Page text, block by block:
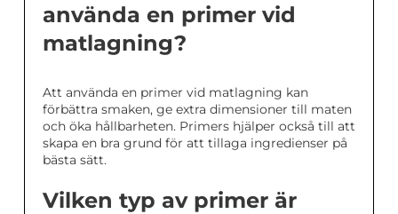
använda en primer vid
matlagning?
Att använda en primer vid matlagning kan
förbättra smaken, ge extra dimensioner till maten
och öka hållbarheten. Primers hjälper också till att
skapa en bra grund för att tillaga ingredienser på
bästa sätt.
Vilken typ av primer är